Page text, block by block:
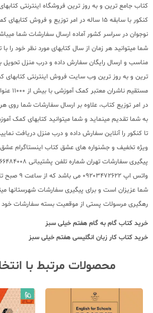
کتاب جامع ترین و به روز ترین فروشگاه اینترنتی
کنکور با سابقه 15 ساله در امر توزیع و فروش
نوجوان در سراسر کشور آماده ارسال سفارشات شما
شما میتوانید هر زمان از سال کتابهای مورد نظر خود را
مناسب و ارسال رایگان سفارش داده و درب منزل
ترین و به روز ترین وب سایت فروش اینترنتی کتابهای
در امر توزیع کتاب، علاوه بر ارسال سفارشات شما روی
به شما تقدیم مینماید و شما میتوانید کتابهای کمک
تا کنکور را آنلاین سفارش داده و درب منزل دریافت
ویژه تخفیف و جشنواره های عشق کتاب اینستاگرام عشق
شما عزیزان است و برای پیگیری سفارشات شهرستانها
رهگیری مرسولات پستی از موقعیت بسته سفارشات خود
خرید کتاب گام به گام هفتم خیلی سبز
خرید کتاب کار زبان انگلیسی هفتم خیلی سبز
محصولات مرتبط با